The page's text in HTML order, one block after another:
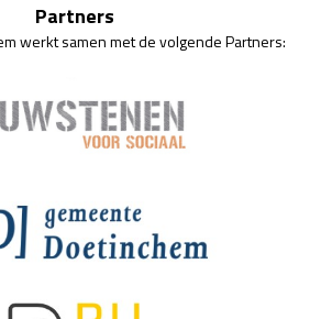
Partners
werkt samen met de volgende Partners: